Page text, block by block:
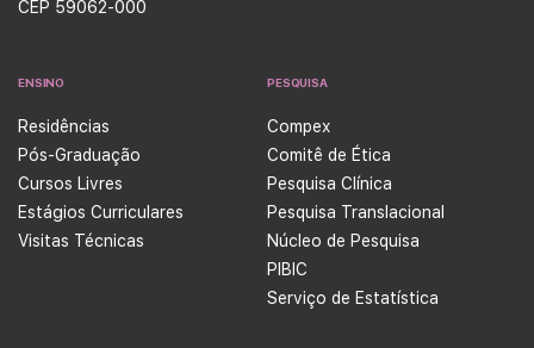
CEP 59062-000
ENSINO
Residências
Pós-Graduação
Cursos Livres
Estágios Curriculares
Visitas Técnicas
PESQUISA
Compex
Comitê de Ética
Pesquisa Clínica
Pesquisa Translacional
Núcleo de Pesquisa
PIBIC
Serviço de Estatística